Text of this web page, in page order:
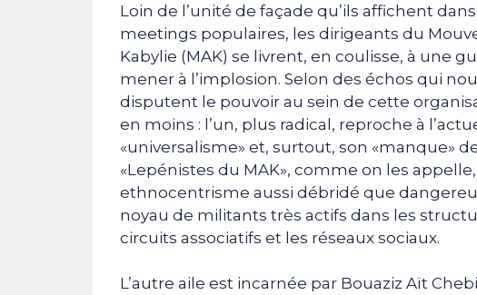
Loin de l’unité de façade qu’ils affichent
meetings populaires, les dirigeants du
Kabylie (MAK) se livrent, en coulisse, à une
mener à l’implosion. Selon des échos qui
disputent le pouvoir au sein de cette
en moins : l’un, plus radical, reproche à
«universalisme» et, surtout, son «manque»
«Lepénistes du MAK», comme on les
ethnocentrisme aussi débridé que
noyau de militants très actifs dans les
circuits associatifs et les réseaux sociaux.
L’autre aile est incarnée par Bouaziz Aït